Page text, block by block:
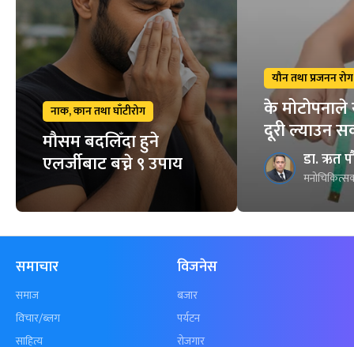
नाक, कान तथा घाँटीरोग
मौसम बदलिँदा हुने
एलर्जीबाट बच्ने ९ उपाय
यौन तथा प्रजनन रोग
के मोटोपनाले
दूरी ल्याउन
डा. ऋत
समाचार
समाज
विचार/ब्लग
साहित्य
विजनेस
बजार
पर्यटन
रोजगार